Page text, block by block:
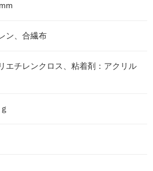
ン、合繊布
エチレンクロス、粘着剤：アクリル